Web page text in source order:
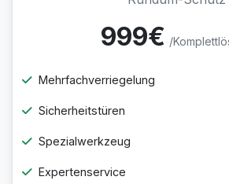
999€ /
Mehrfachverriegelung
Sicherheitstüren
Spezialwerkzeug
Expertenservice